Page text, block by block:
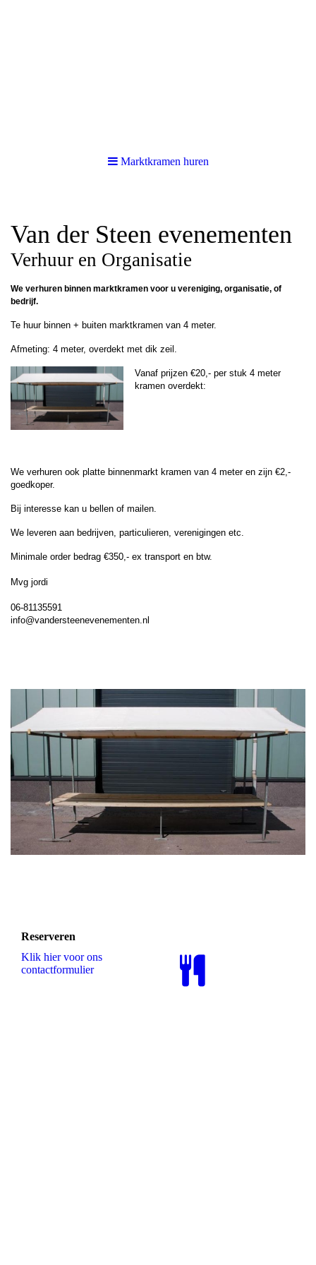
Marktkramen huren
Van der Steen evenementen
Verhuur en Organisatie
We verhuren binnen marktkramen voor u vereniging, organisatie, of
bedrijf.
Te huur binnen + buiten marktkramen van 4 meter.
Afmeting: 4 meter, overdekt met dik zeil.
Vanaf prijzen €20,- per stuk 4 meter
kramen overdekt:
We verhuren ook platte binnenmarkt kramen van 4 meter en zijn €2,-
goedkoper.
Bij interesse kan u bellen of mailen.
We leveren aan bedrijven, particulieren, verenigingen etc.
Minimale order bedrag €350,- ex transport en btw.
Mvg jordi
06-81135591
info@vandersteenevenementen.nl
Reserveren
Klik hier voor ons
contactformulier